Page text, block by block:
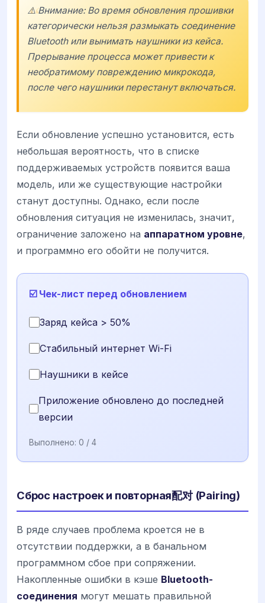
⚠️ Внимание: Во время обновления прошивки
категорически нельзя размыкать соединение
Bluetooth или вынимать наушники из кейса.
Прерывание процесса может привести к
необратимому повреждению микрокода,
после чего наушники перестанут включаться.
Если обновление успешно установится, есть
небольшая вероятность, что в списке
поддерживаемых устройств появится ваша
модель, или же существующие настройки
станут доступны. Однако, если после
обновления ситуация не изменилась, значит,
ограничение заложено на аппаратном уровне,
и программно его обойти не получится.
☑️ Чек-лист перед обновлением
Заряд кейса > 50%
Стабильный интернет Wi-Fi
Наушники в кейсе
Приложение обновлено до последней
версии
Выполнено: 0 / 4
Сброс настроек и повторная配对 (Pairing)
В ряде случаев проблема кроется не в
отсутствии поддержки, а в банальном
программном сбое при сопряжении.
Накопленные ошибки в кэше Bluetooth-
соединения могут мешать правильной